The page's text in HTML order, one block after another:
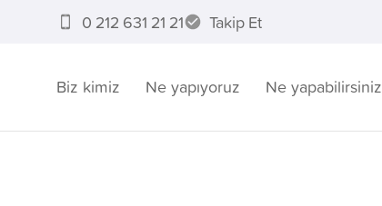
0 212 631 21 21 Takip Et
Biz kimiz Ne yapıyoruz Ne yapabilirsiniz